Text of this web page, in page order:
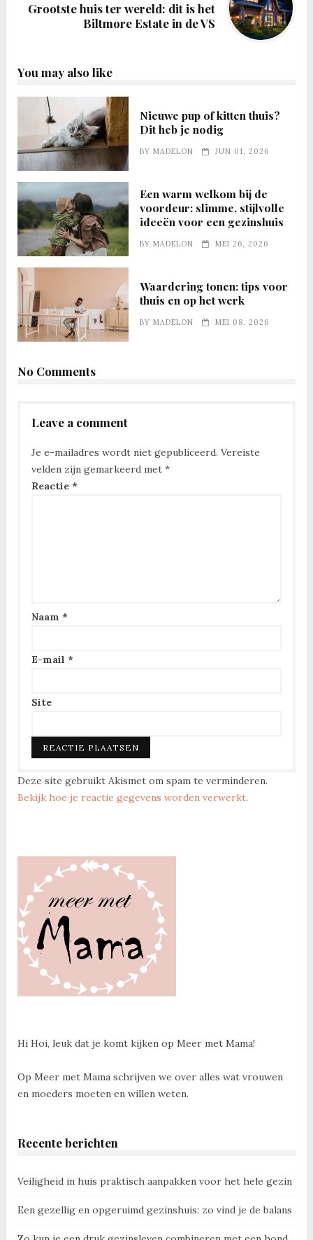
Grootste huis ter wereld: dit is het
Biltmore Estate in de VS
You may also like
Nieuwe pup of kitten thuis?
Dit heb je nodig
BYMADELON JUN 01, 2026
Een warm welkom bij de
voordeur: slimme, stijlvolle
ideeën voor een gezinshuis
BYMADELON MEI 26, 2026
Waardering tonen: tips voor
thuis en op het werk
BYMADELON MEI 08, 2026
No Comments
Leave a comment
Je e-mailadres wordt niet gepubliceerd. Vereiste
velden zijn gemarkeerd met *
Reactie *
Naam *
E-mail *
Site
Deze site gebruikt Akismet om spam te verminderen.
Bekijk hoe je reactie gegevens worden verwerkt.
Hi Hoi, leuk dat je komt kijken op Meer met Mama!
Op Meer met Mama schrijven we over alles wat vrouwen
en moeders moeten en willen weten.
Recente berichten
Veiligheid in huis praktisch aanpakken voor het hele gezin
Een gezellig en opgeruimd gezinshuis: zo vind je de balans